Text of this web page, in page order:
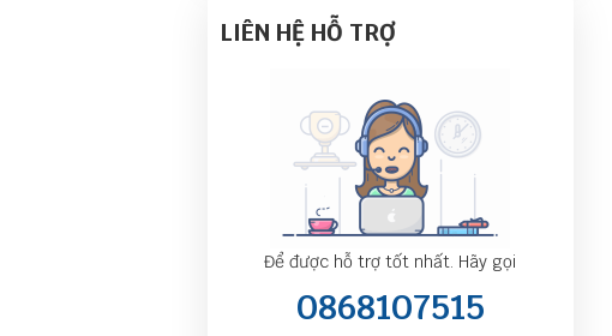
LIÊN HỆ HỖ TRỢ
Để được hỗ trợ tốt nhất. Hãy gọi
0868107515